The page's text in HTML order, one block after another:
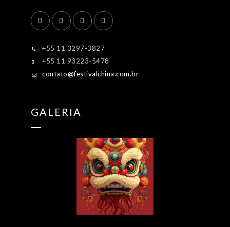
+55 11 3297-3827
+55 11 93223-5478
contato@festivalchina.com.br
GALERIA